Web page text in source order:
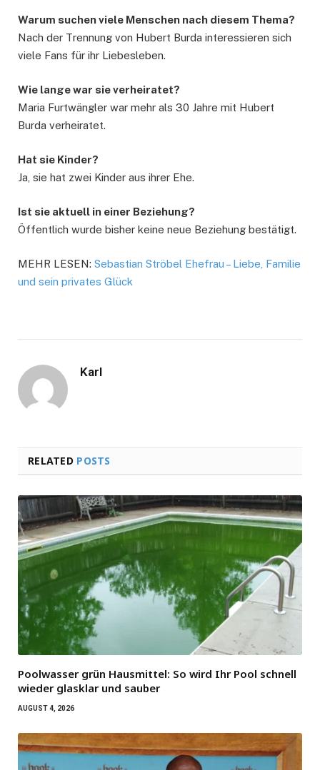
Warum suchen viele Menschen nach diesem Thema?
Nach der Trennung von Hubert Burda interessieren sich
viele Fans für ihr Liebesleben.
Wie lange war sie verheiratet?
Maria Furtwängler war mehr als 30 Jahre mit Hubert
Burda verheiratet.
Hat sie Kinder?
Ja, sie hat zwei Kinder aus ihrer Ehe.
Ist sie aktuell in einer Beziehung?
Öffentlich wurde bisher keine neue Beziehung bestätigt.
MEHR LESEN: Sebastian Ströbel Ehefrau – Liebe, Familie
und sein privates Glück
Karl
RELATED POSTS
Poolwasser grün Hausmittel: So wird Ihr Pool schnell
wieder glasklar und sauber
AUGUST 4, 2026